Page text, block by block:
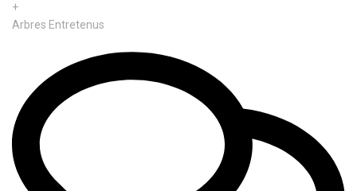
+
Arbres Entretenus